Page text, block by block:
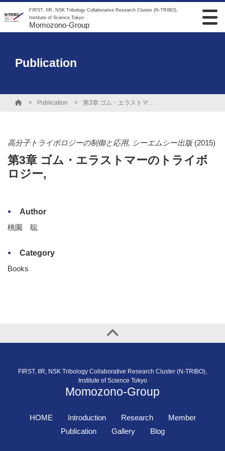
FIRST, IIR, NSK Tribology Collaborative Research Cluster (N-TRIBO),
Institute of Science Tokyo
Momozono-Group
Publication
Publication 第3章 ゴム・エラストマーのトライボロジー,
高分子トライボロジーの制御と応用, シーエムシー出版 (2015)
第3章 ゴム・エラストマーのトライボ
ロジー,
Author
桃園 聡
Category
Books
FIRST, IIR, NSK Tribology Collaborative Research Cluster (N-TRIBO),
Institute of Science Tokyo
Momozono-Group
HOME Introduction Research
Member
Publication
Gallery Blog